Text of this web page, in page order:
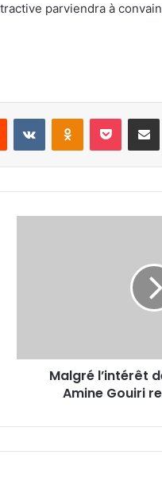
parviendra à
Reddit VKontakteOdnoklassniki
Pocket
Rennes
Malgré l’intérêt
Amine Gouiri